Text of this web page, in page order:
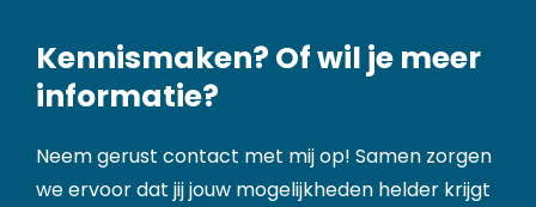
Kennismaken? Of wil je meer
informatie?
Neem gerust contact met mij op! Samen zorgen
we ervoor dat jij jouw mogelijkheden helder krijgt